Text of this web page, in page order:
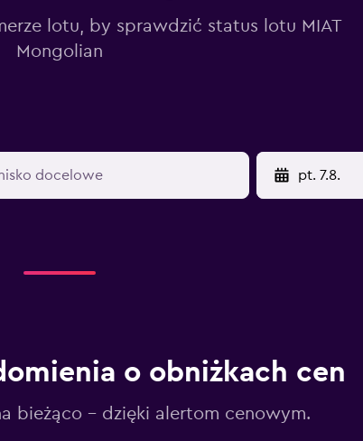
lotu, by sprawdzić status lotu MIAT
Mongolian
o obniżkach cen
bieżąco – dzięki alertom cenowym.